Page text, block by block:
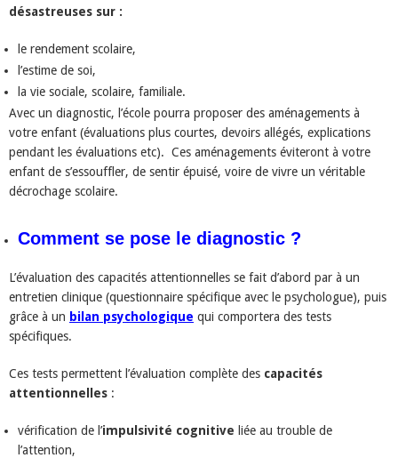
désastreuses sur :
le rendement scolaire,
l’estime de soi,
la vie sociale, scolaire, familiale.
Avec un diagnostic, l’école pourra proposer des aménagements à
votre enfant (évaluations plus courtes, devoirs allégés, explications
pendant les évaluations etc). Ces aménagements éviteront à votre
enfant de s’essouffler, de sentir épuisé, voire de vivre un véritable
décrochage scolaire.
Comment se pose le diagnostic ?
L’évaluation des capacités attentionnelles se fait d’abord par à un
entretien clinique (questionnaire spécifique avec le psychologue), puis
grâce à un bilan psychologique qui comportera des tests
spécifiques.
Ces tests permettent l’évaluation complète des capacités
attentionnelles :
vérification de l’impulsivité cognitive liée au trouble de
l’attention,